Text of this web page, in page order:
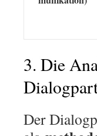
3. Die
Der